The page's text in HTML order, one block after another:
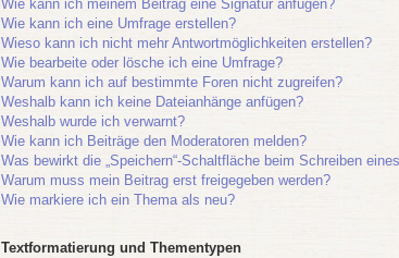
Wie kann ich meinem Beitrag eine Signatur anfügen?
Wie kann ich eine Umfrage erstellen?
Wieso kann ich nicht mehr Antwortmöglichkeiten erstellen?
Wie bearbeite oder lösche ich eine Umfrage?
Warum kann ich auf bestimmte Foren nicht zugreifen?
Weshalb kann ich keine Dateianhänge anfügen?
Weshalb wurde ich verwarnt?
Wie kann ich Beiträge den Moderatoren melden?
Was bewirkt die „Speichern“-Schaltfläche beim Schreiben
Warum muss mein Beitrag erst freigegeben werden?
Wie markiere ich ein Thema als neu?
Textformatierung und Thementypen